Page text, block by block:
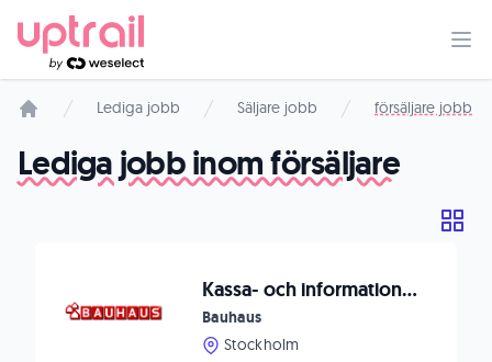
Lediga jobb Säljare jobb försäljare jobb
Lediga jobb inom försäljare
Kassa- och informationsmedarbetare, 5 tim/vecka
Bauhaus
Stockholm